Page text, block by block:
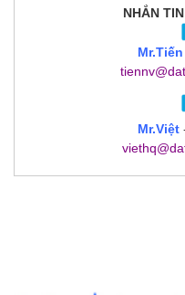
NHẮN TIN
Mr.Tiến
Mr.Việt